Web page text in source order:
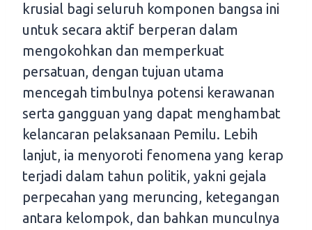
krusial bagi seluruh komponen bangsa ini
untuk secara aktif berperan dalam
mengokohkan dan memperkuat
persatuan, dengan tujuan utama
mencegah timbulnya potensi kerawanan
serta gangguan yang dapat menghambat
kelancaran pelaksanaan Pemilu. Lebih
lanjut, ia menyoroti fenomena yang kerap
terjadi dalam tahun politik, yakni gejala
perpecahan yang meruncing, ketegangan
antara kelompok, dan bahkan munculnya